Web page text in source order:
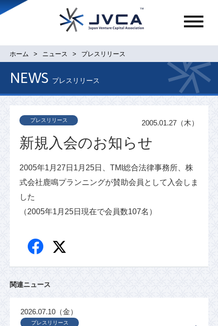
メ
ュ
ホーム ニュース プレスリリース
NEWS プレスリリース
新規入会のお知らせ
プレスリリース 2005.01.27（木）
2005年1月27日1月25日、TMI総合法律事務所、株
式会社鹿鳴プランニングが賛助会員として入会しま
した
（2005年1月25日現在で会員数107名）
関連ニュース
プレスリリース
2026.07.10（金）